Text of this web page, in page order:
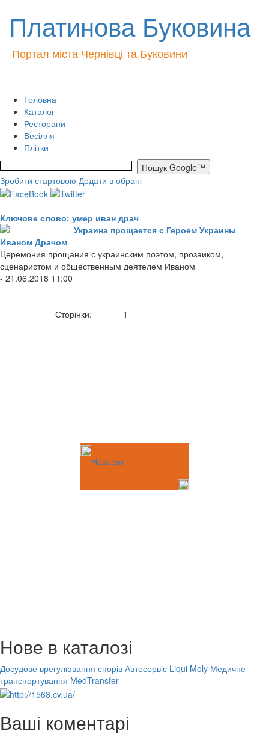
Платинова Буковина
Портал міста Чернівці та Буковини
Головна
Каталог
Ресторани
Весілля
Плітки
Зробити стартовою Додати в обрані
Ключове слово: умер иван драч
Украина прощается с Героем Украины
Иваном Драчом
Церемония прощания с украинским поэтом, прозаиком,
сценаристом и общественным деятелем Иваном
- 21.06.2018 11:00
Сторінки: 1
Новости
Нове в каталозі
Досудове врегулювання спорів Автосервіс Liqui Moly Медичне
транспортування MedTransfer
Ваші коментарі